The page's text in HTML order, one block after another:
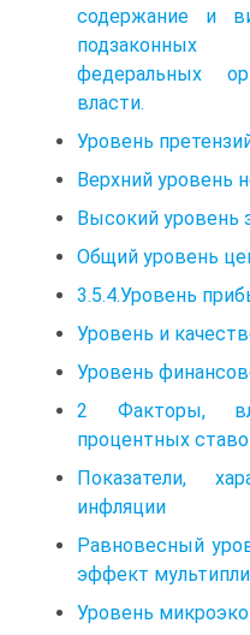
содержание и
подзаконных
федеральных
власти.
Уровень
Верхний уровень
Высокий уровень
Общий уровень
3.5.4.Уровень
Уровень и
Уровень
2 Факторы,
процентных
Показатели,
инфляции
Равновесный
эффект
Уровень